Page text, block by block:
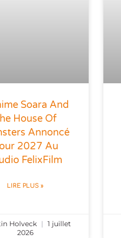
Soara And
House Of
Annoncé
2027 Au
FelixFilm
LIRE PLUS »
Holveck
1 juillet
2026